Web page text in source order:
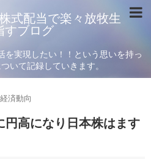
式配当で楽々放牧生
すブログ
を実現したい！！という思いを持っ
いて記録していきます。
経済動向
円高になり日本株はます